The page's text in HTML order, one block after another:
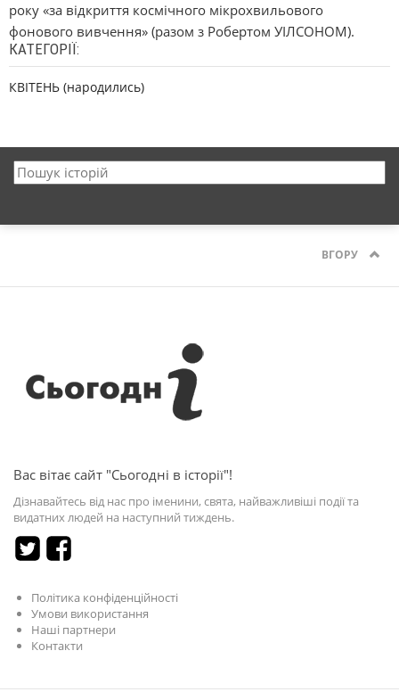
року «за відкриття космічного мікрохвильового
фонового вивчення» (разом з Робертом УІЛСОНОМ).
КАТЕГОРІЇ:
КВІТЕНЬ (народились)
ВГОРУ
Вас вітає сайт "Сьогодні в історії"!
Дізнавайтесь від нас про іменини, свята, найважливіші події та
видатних людей на наступний тиждень.
Політика конфіденційності
Умови використання
Наші партнери
Контакти